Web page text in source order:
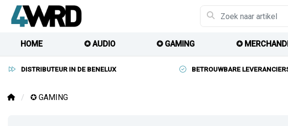
HOME ✪ AUDIO ✪ GAMING ✪
DISTRIBUTEUR IN DE BENELUX BETROUWBARE
✪ GAMING